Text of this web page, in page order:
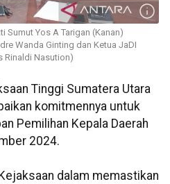
Sumut Yos A Tarigan (Kanan)
Wanda Ginting dan Ketua JaDI
Rinaldi Nasution)
Tinggi Sumatera Utara
komitmennya untuk
Pemilihan Kepala Daerah
2024.
dalam memastikan